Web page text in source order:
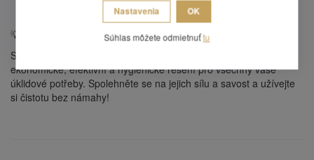
myslet na dokupování.
💡
Proč si vybrat naše papírové ručníky Maxi?
S našimi
ekonomické, efektivní a hygienické řešení pro všechny vaše
úklidové potřeby. Spolehněte se na jejich sílu a savost a užívejte
si čistotu bez námahy!
Nastavenia OK
Súhlas môžete odmietnuťtu